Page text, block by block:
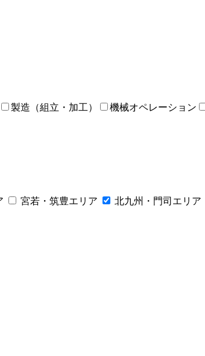
製造（組立・加工） 機械オペレーション
宮若・筑豊エリア 北九州・門司エリア